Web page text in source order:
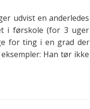
udvist en anderledes
i førskole (for 3 uger
for ting i en grad der
Han tør ikke